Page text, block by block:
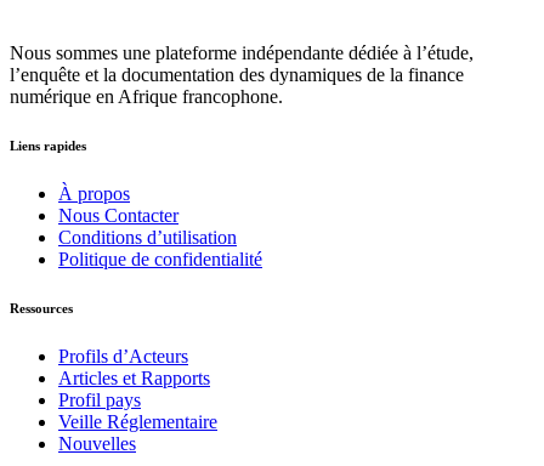
Nous sommes une plateforme indépendante dédiée à l’étude,
l’enquête et la documentation des dynamiques de la finance
numérique en Afrique francophone.
Liens rapides
À propos
Nous Contacter
Conditions d’utilisation
Politique de confidentialité
Ressources
Profils d’Acteurs
Articles et Rapports
Profil pays
Veille Réglementaire
Nouvelles